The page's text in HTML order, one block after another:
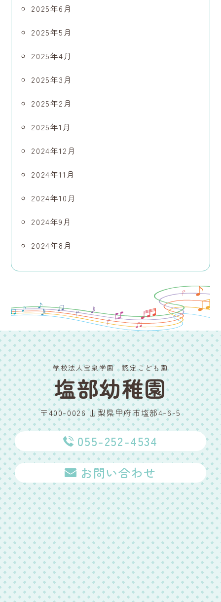
2025年6月
2025年5月
2025年4月
2025年3月
2025年2月
2025年1月
2024年12月
2024年11月
2024年10月
2024年9月
2024年8月
学校法人宝泉学園 認定こども園
塩部幼稚園
〒400-0026 山梨県甲府市塩部4-6-5
055-252-4534
お問い合わせ